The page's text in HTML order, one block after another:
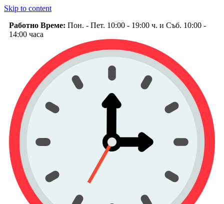
Skip to content
Работно Време: Пон. - Пет. 10:00 - 19:00 ч. и Съб. 10:00 -
14:00 часа